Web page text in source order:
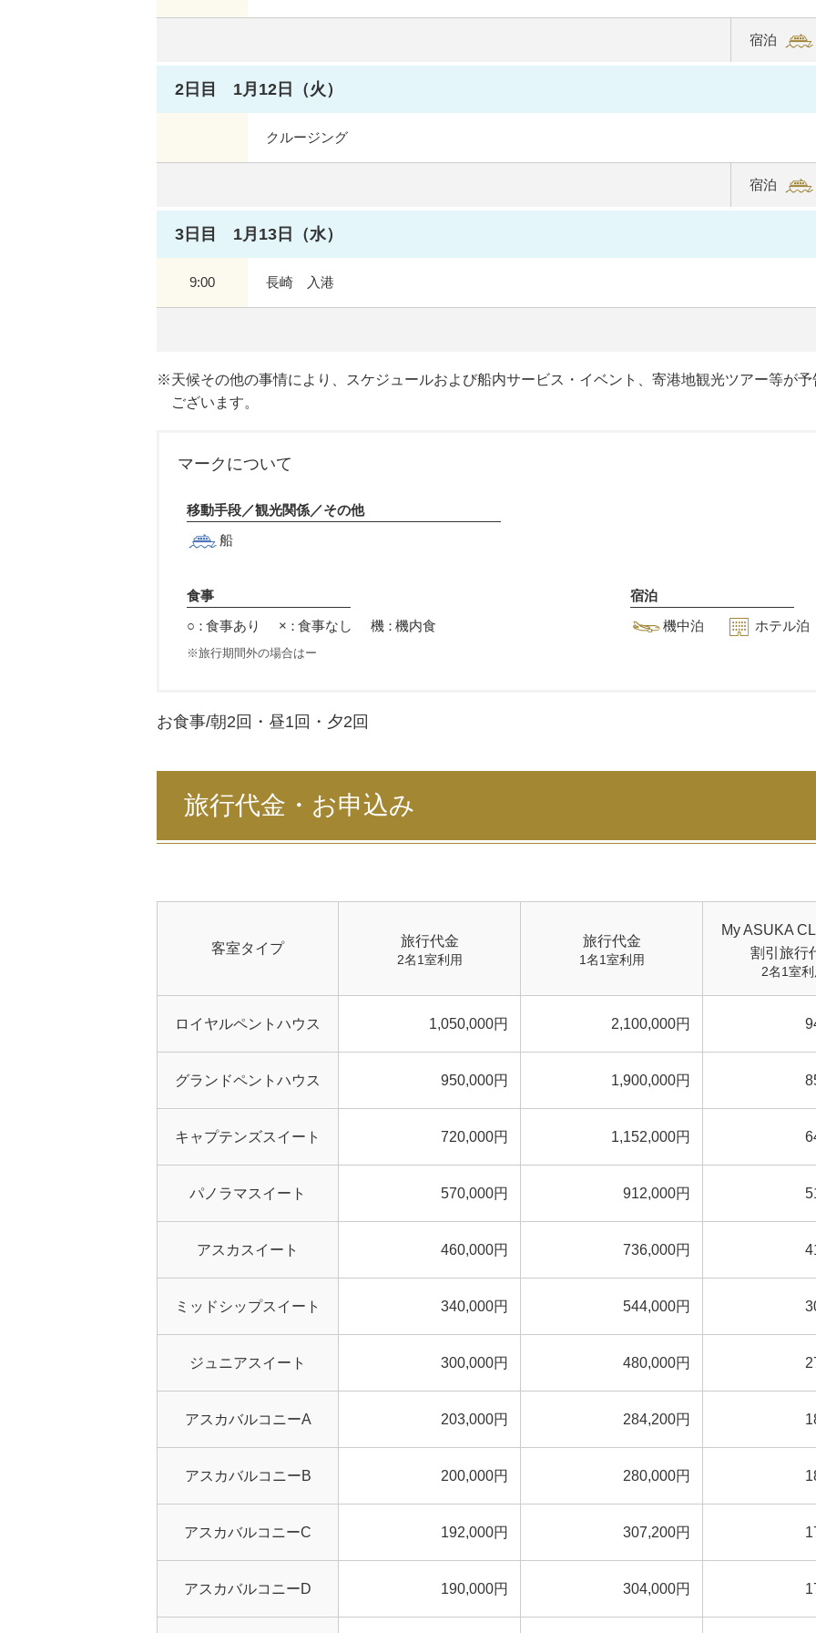
ー付き、
6つのダ
グな
一人お
の時
海を迎え
上体験を
お届けい
Ⅲ
を
宿泊
2日目 1月12日（火）
クルージング
宿泊
3日目 1月13日（水）
9:00 長崎 入港
天候その他の事情により、スケジュールおよび船内サービス・イベント、寄港地観光ツアー等が
ございます。
マークについて
移動手段／観光関係／その他
船
食事
○： 食事あり ×： 食事なし 機： 機内食
旅行期間外の場合はー
宿泊
機中泊
ホテル泊
お食事/朝2 回・昼1回・夕2 回
旅行代金・お申込み
客室タイプ 旅行代金
2名1室利用
旅行代金
1名1室利用
My ASUKA
割引旅行
2名1室
ロイヤルペントハウス 1,050,000円 2,100,000円
グランドペントハウス 950,000円 1,900,000円
キャプテンズスイート 720,000円 1,152,000円
パノラマスイート 570,000円 912,000円
アスカスイート 460,000円 736,000円
ミッドシップスイート 340,000円 544,000円
ジュニアスイート 300,000円 480,000円
アスカバルコニーA 203,000円 284,200円
アスカバルコニーB 200,000円 280,000円
アスカバルコニーC 192,000円 307,200円
アスカバルコニーD 190,000円 304,000円